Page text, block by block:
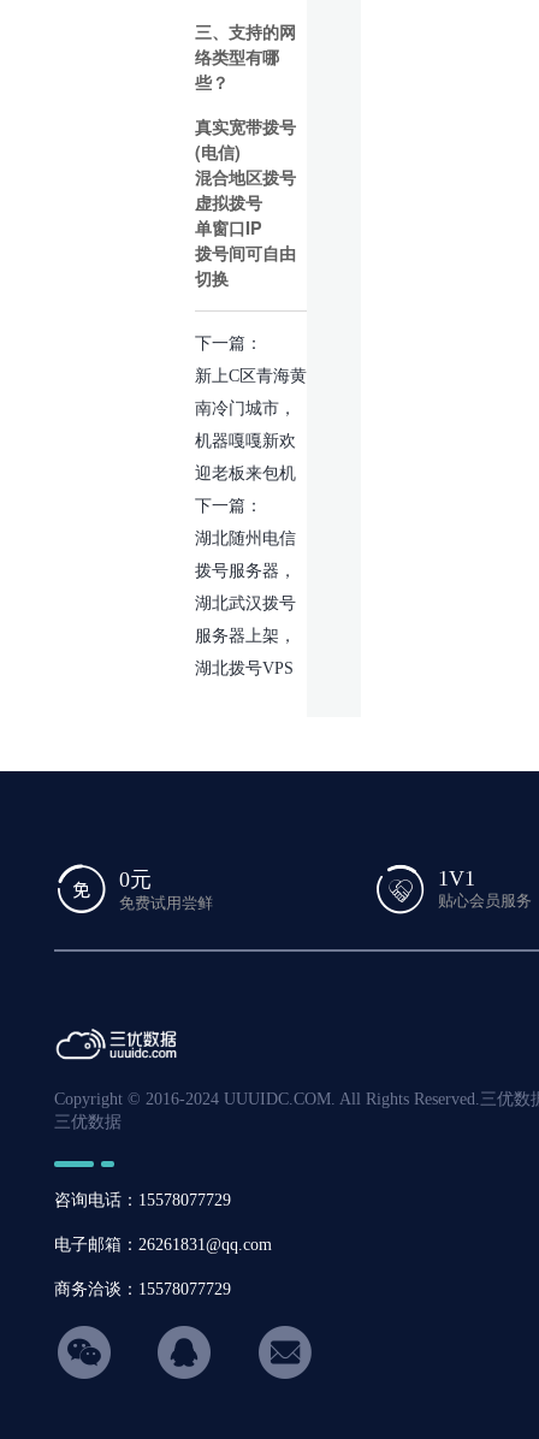
三、支持的网
络类型有哪
些？
真实宽带拨号
(电信)
混合地区拨号
虚拟拨号
单窗口IP
拨号间可自由
切换
下一篇：
新上C区青海黄
南冷门城市，
机器嘎嘎新欢
迎老板来包机
下一篇：
湖北随州电信
拨号服务器，
湖北武汉拨号
服务器上架，
湖北拨号VPS
0元
免费试用尝鲜
1V1
贴心会员服务
Copyright © 2016-2024 UUUIDC.COM. All Rights Reserved.三优
三优数据
咨询电话：15578077729
电子邮箱：26261831@qq.com
商务洽谈：15578077729
hicon34